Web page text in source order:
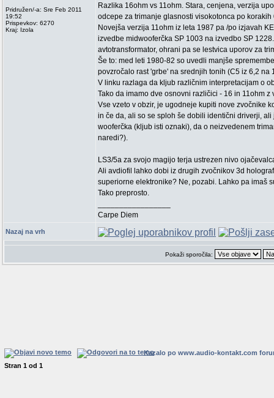
Pridružen/-a: Sre Feb 2011
19:52
Prispevkov: 6270
Kraj: Izola
Razlika 16ohm vs 11ohm. Stara, cenjena, verzija
odcepe za trimanje glasnosti visokotonca po korakih
Novejša verzija 11ohm iz leta 1987 pa /po izjavah
izvedbe midwooferčka SP 1003 na izvedbo SP
avtotransformator, ohrani pa se lestvica uporov za
Še to: med leti 1980-82 so uvedli manjše
povzročalo rast 'grbe' na srednjih tonih (C5 iz 6,2 na
V linku razlaga da kljub različnim interpretacijam o
Tako da imamo dve osnovni različici - 16 in 11ohm
Vse vzeto v obzir, je ugodneje kupiti nove zvočnike
in če da, ali so se sploh še dobili identični driverji,
wooferčka (kljub isti oznaki), da o neizvedenem
naredi?).
LS3/5a za svojo magijo terja ustrezen nivo
Ali avdiofil lahko dobi iz drugih zvočnikov 3d
superiorne elektronike? Ne, pozabi. Lahko pa imaš
Tako preprosto.
Carpe Diem
Nazaj na vrh
Pokaži sporočila:
Kazalo po www.audio-kontakt.com
Stran 1 od 1